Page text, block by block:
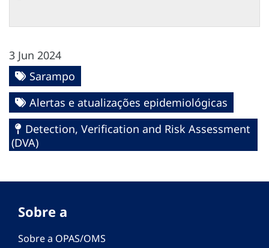
3 Jun 2024
Sarampo
Alertas e atualizações epidemiológicas
Detection, Verification and Risk Assessment
(DVA)
Sobre a
Sobre a OPAS/OMS